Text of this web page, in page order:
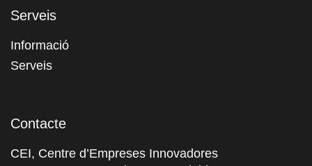
Serveis
Informació
Serveis
Contacte
CEI, Centre d’Empreses Innovadores